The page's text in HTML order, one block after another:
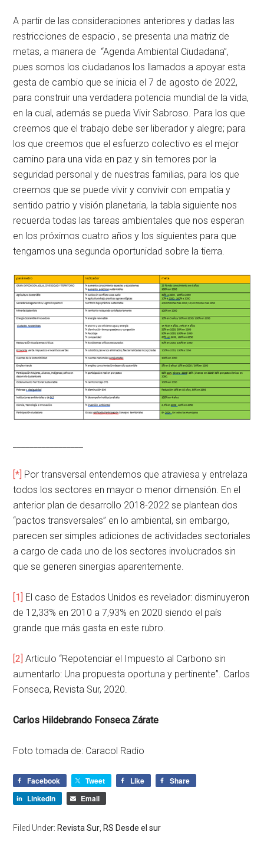
A partir de las consideraciones anteriores y dadas las
restricciones de espacio , se presenta una matriz de
metas, a manera de “Agenda Ambiental Ciudadana”,
pues somos los ciudadanos los llamados a apoyar esta
gesta de cambio que se inicia el 7 de agosto de 2022,
para construir una verdadera potencia mundial de la vida,
en la cual, además se pueda Vivir Sabroso. Para los que
creemos que el trabajo debe ser liberador y alegre; para
los que creemos que el esfuerzo colectivo es el mejor
camino para una vida en paz y sin temores por la
seguridad personal y de nuestras familias, para los que
creemos que se puede vivir y convivir con empatía y
sentido patrio y visión planetaria, la tabla siguiente nos
recuerda todas las tareas ambientales que nos esperan
en los próximos cuatro años y los siguientes para que
tengamos una segunda oportunidad sobre la tierra.
[*] Por transversal entendemos que atraviesa y entrelaza
todos los sectores en mayor o menor dimensión. En el
anterior plan de desarrollo 2018-2022 se plantean dos
“pactos transversales” en lo ambiental, sin embargo,
parecen ser simples adiciones de actividades sectoriales
a cargo de cada uno de los sectores involucrados sin
que se generen sinergias aparentemente.
[1] El caso de Estados Unidos es revelador: disminuyeron
de 12,33% en 2010 a 7,93% en 2020 siendo el país
grande que más gasta en este rubro.
[2] Articulo “Repotenciar el Impuesto al Carbono sin
aumentarlo: Una propuesta oportuna y pertinente”. Carlos
Fonseca, Revista Sur, 2020.
Carlos Hildebrando Fonseca Zárate
Foto tomada de: Caracol Radio
Facebook Tweet Like
Share
LinkedIn
Email
Filed Under: Revista Sur RS Desde el sur